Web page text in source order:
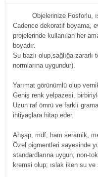
Objelerinize Fosforlu,
Cadence dekoratif boyama,
projelerinde kullanılan her
boyadır.
Su bazlı olup,sağlığa
normlarına uygundur).
Yarımat görünümlü olup
Geniş renk yelpazesi,
Uzun raf ömrü ve farklı
ihtiyaçlara hitap eder.
Ahşap, mdf, ham seramik,
Özel pigmentleri sayesinde
standardlarına uygun, non-
kremsi olup; ıslak iken su